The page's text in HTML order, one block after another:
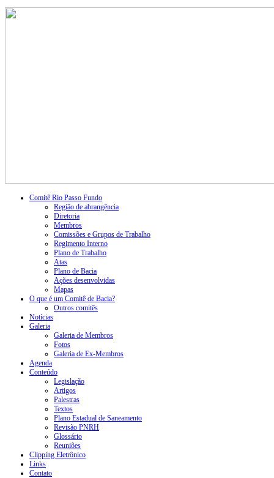
Comitê Rio Passo Fundo
Região de abrangência
Diretoria
Membros
Comissões e Grupos de Trabalho
Regimento Interno
Plano de Trabalho
Atas
Plano de Bacia
Ações desenvolvidas
Mapas
O que é um Comitê de Bacia?
Outros comitês
Notícias
Galeria
Galeria de Membros
Fotos
Galeria de Ex-Membros
Agenda
Conteúdo
Legislação
Artigos
Palestras
Textos
Plano Estadual de Saneamento
Revisão PNRH
Glossário
Reuniões
Clipping Eletrônico
Links
Contato